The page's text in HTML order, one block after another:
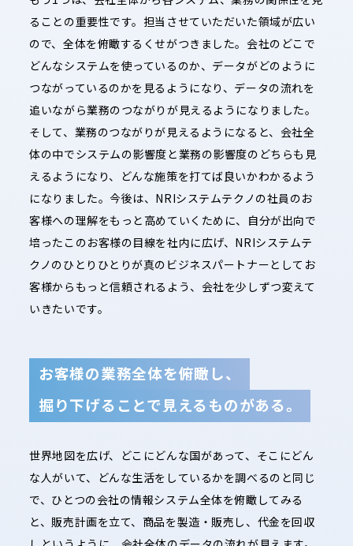
ることの重要性です。担当させていただいた領域が広い
ので、全体を俯瞰するくせがつきました。会社のどこで
どんなシステムを使っているのか、データがどのように
つながっているのかを見るようになり、データの流れを
追いながら業務のつながりが見えるようになりました。
そして、業務のつながりが見えるようになると、会社全
体の中でシステムの影響度と業務の影響度のどちらも見
えるようになり、どんな施策を打てば良いかわかるよう
になりました。今後は、NRIシステムテクノの社員のお
客様への理解をもっと高めていくために、自分が出向で
培ったこのお客様の目線を社内に広げ、NRIシステムテ
クノのひとりひとりが真のビジネスパートナーとしてお
客様からもっと信頼されるよう、会社を少しずつ変えて
いきたいです。
お客様の業務全体を俯瞰し、
掘り下げることで見えるものがある。
世界地図を広げ、どこにどんな国があって、そこにどん
な人がいて、どんな生活をしているかを調べるのと同じ
で、ひとつの会社の情報システム全体を俯瞰してみる
と、販売計画を立て、商品を製造・販売し、代金を回収